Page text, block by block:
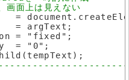
=
= argText;
= "fixed";
= "0";